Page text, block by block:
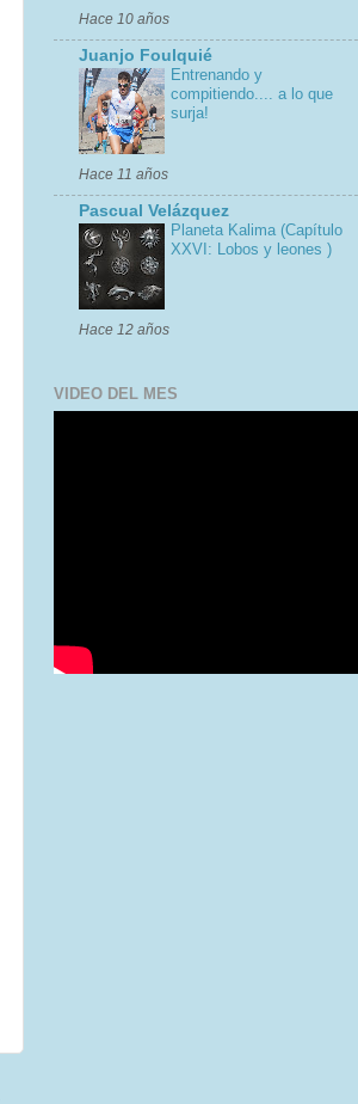
Hace 10 años
Juanjo Foulquié
Entrenando y
compitiendo.... a lo que
surja!
Hace 11 años
Pascual Velázquez
Planeta Kalima (Capítulo
XXVI: Lobos y leones )
Hace 12 años
VIDEO DEL MES